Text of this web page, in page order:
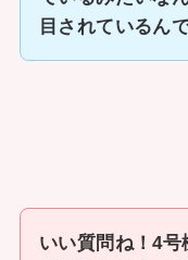
目されているん
いい質問ね！4